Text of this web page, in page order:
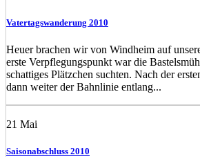
Vatertagswanderung 2010
Heuer brachen wir von Windheim auf
erste Verpflegungspunkt war die
schattiges Plätzchen suchten. Nach der
dann weiter der Bahnlinie entlang...
21 Mai
Saisonabschluss 2010